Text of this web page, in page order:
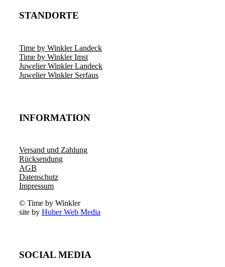
STANDORTE
Time by Winkler Landeck
Time by Winkler Imst
Juwelier Winkler Landeck
Juwelier Winkler Serfaus
INFORMATION
Versand und Zahlung
Rücksendung
AGB
Datenschutz
Impressum
© Time by Winkler
site by Huber Web Media
SOCIAL MEDIA